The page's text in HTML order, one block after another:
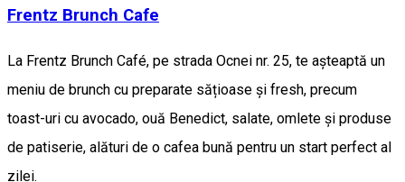
Frentz Brunch Cafe
La Frentz Brunch Café, pe strada Ocnei nr. 25, te așteaptă un
meniu de brunch cu preparate sățioase și fresh, precum
toast-uri cu avocado, ouă Benedict, salate, omlete și produse
de patiserie, alături de o cafea bună pentru un start perfect al
zilei.